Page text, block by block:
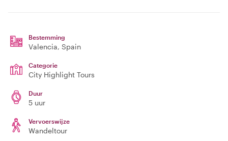
Bestemming
Valencia, Spain
Categorie
City Highlight Tours
Duur
5 uur
Vervoerswijze
Wandeltour